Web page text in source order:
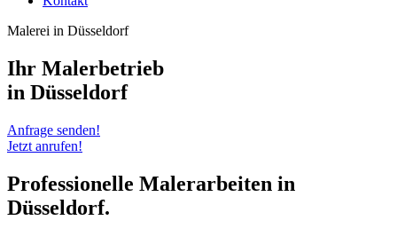
Malerei in Düsseldorf
Ihr Malerbetrieb
in Düsseldorf
Anfrage senden!
Jetzt anrufen!
Professionelle Malerarbeiten in
Düsseldorf.